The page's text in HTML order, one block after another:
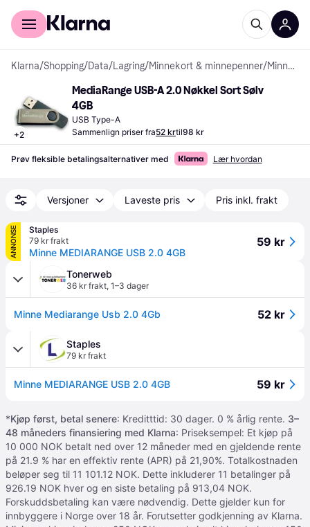
For kunder
Klarna/Shopping/Data/Lagring/Minnekort & minnepenner/ Minnepenner
+2
MediaRange USB-A 2.0 Nøkkel Sort Sølv
4GB
USB Type-A
Sammenlign priser fra52 krtil98 kr
Prøv fleksible betalingsalternativer med Lær hvordan
Versjoner Laveste pris Pris inkl. frakt
ANNONSE
Staples
79 kr frakt
Minne MEDIARANGE USB 2.0 4GB
59 kr
Tonerweb
36 kr frakt, 1–3 dager
Minne Mediarange Usb 2.0 4Gb 52 kr
Staples
79 kr frakt
Minne MEDIARANGE USB 2.0 4GB 59 kr
*Kjøp først, betal senere: Kreditttid: 30 dager. 0 % årlig rente. 3–
48 måneders finansiering med Klarna: Priseksempel: Et kjøp på
10 000 NOK betalt ned over 12 måneder med en gjeldende rente
på 21.9 % har en effektiv rente (APR) på 21,90%. Totalkostnaden
beløper seg til 11 101.12 NOK. Dette inkluderer 11 betalinger på
926.19 NOK hver og en siste betaling på 913,04 NOK.
Forskuddsbetaling kan være nødvendig. Dette gjelder kun for
innbyggere i Norge over 18 år. Forutsetter godkjenning av Klarna.